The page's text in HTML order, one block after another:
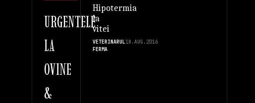
URGENTELE
LA
OVINE
&
Hipotermia
la
vitei
VETERINARUL
FERMA
18.AUG.2016